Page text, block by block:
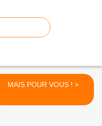
MAIS POUR VOUS ! >